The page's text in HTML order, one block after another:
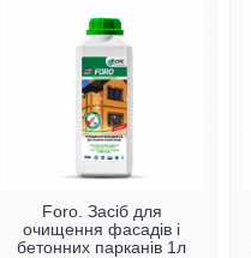
Foro. Засіб для
очищення фасадів і
бетонних парканів 1л